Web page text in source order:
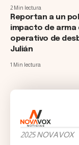
2 Min lectura
Reportan a un
impacto de
operativo de
Julián
1 Min lectura
2025 NOVAVOX